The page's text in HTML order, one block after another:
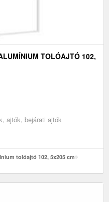
TOLÓAJTÓ 102,
ajtók, bejárati ajtók
tolóajtó 102, 5x205 cm